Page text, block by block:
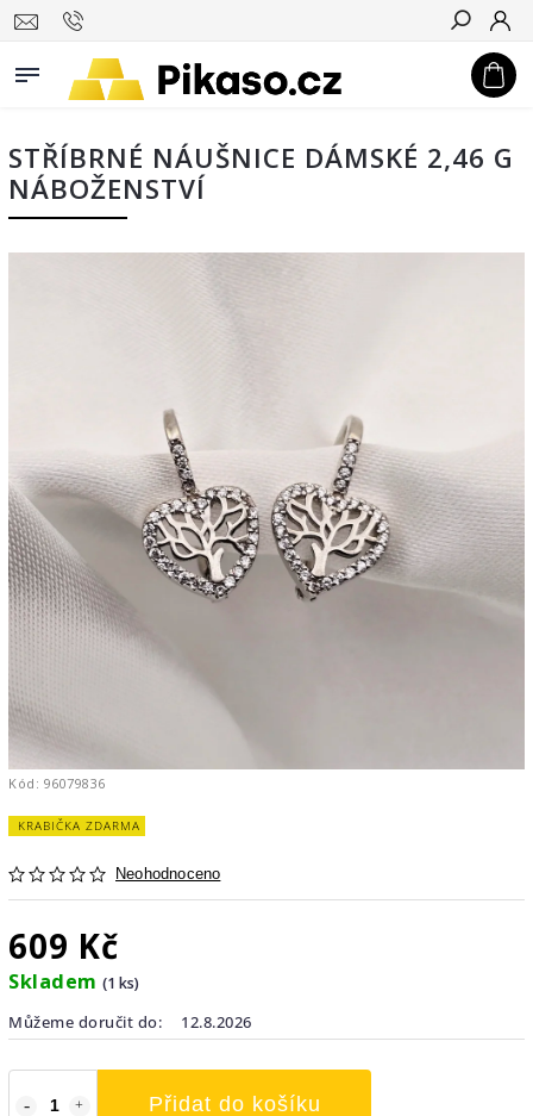
Hledat
STŘÍBRNÉ NÁUŠNICE DÁMSKÉ 2,46 G
NÁBOŽENSTVÍ
Kód: 96079836
KRABIČKA ZDARMA
Neohodnoceno
609 Kč
Skladem (1 ks)
Můžeme doručit do:
12.8.2026
Přidat do košíku